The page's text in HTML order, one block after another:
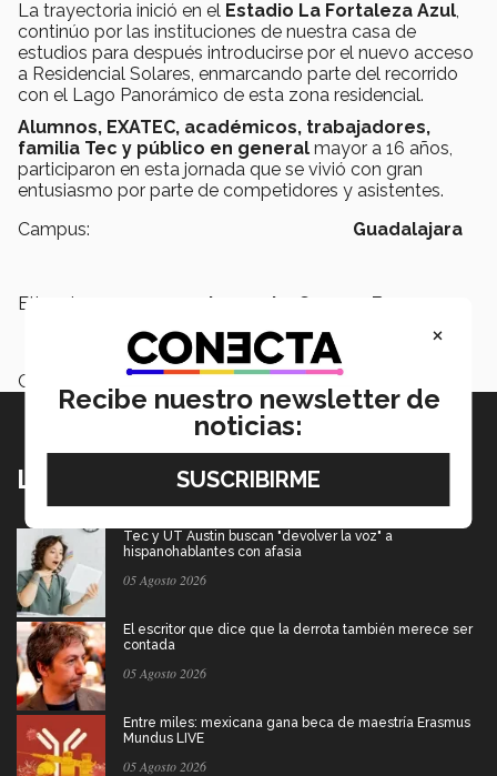
La trayectoria inició en el Estadio La Fortaleza Azul
continúo por las instituciones de nuestra casa de
estudios para después introducirse por el nuevo acceso
a Residencial Solares, enmarcando parte del recorrido
con el Lago Panorámico de esta zona residencial.
Alumnos, EXATEC, académicos, trabajadores,
familia Tec y público en general mayor a 16 años,
participaron en esta jornada que se vivió con gran
entusiasmo por parte de competidores y asistentes.
Campus:
Guadalajara
Etiquetas: 75 aniversario,
Carrera Borregos,
Categoría:
Lo más nuevo
Tec y UT Austin buscan "devolver la voz" a
hispanohablantes con afasia
05 Agosto 2026
El escritor que dice que la derrota también merece ser
contada
05 Agosto 2026
Entre miles: mexicana gana beca de maestría Erasmus
Mundus LIVE
05 Agosto 2026
×
Recibe nuestro newsletter de
noticias: